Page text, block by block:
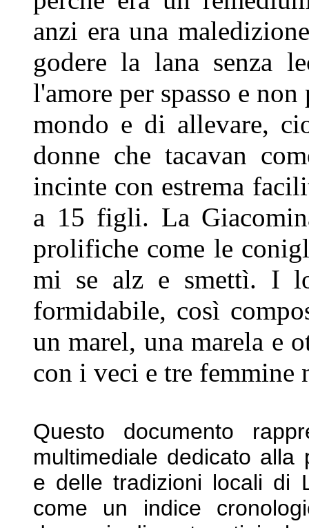
anzi era una
godere la lana senza
l'amore per spasso e non
mondo e di allevare,
donne che tacavan
incinte con estrema
a 15 figli. La
prolifiche come le
mi se alz e smettì. I
formidabile, così
un marel, una marela e
con i veci e tre femmine
Questo documento
multimediale dedicato alla
e delle tradizioni locali di
come un indice